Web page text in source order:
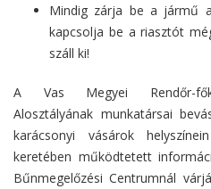
Mindig zárja be a jármű
kapcsolja be a riasztót
száll ki!
A Vas Megyei Rendőr-
Alosztályának munkatársai
karácsonyi vásárok
keretében működtetett
Bűnmegelőzési Centrumnál